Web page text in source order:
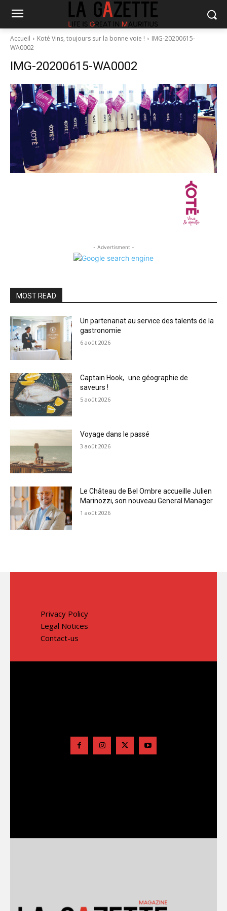
Accueil Koté Vins, toujours sur la bonne voie !
IMG-20200615-
WA0002
IMG-20200615-WA0002
- Advertisment -
MOST READ
Un partenariat au service des talents de la
gastronomie
6 août 2026
Captain Hook, une géographie de
saveurs !
5 août 2026
Voyage dans le passé
3 août 2026
Le Château de Bel Ombre accueille Julien
Marinozzi, son nouveau General Manager
1 août 2026
Privacy Policy
Legal Notices
Contact-us